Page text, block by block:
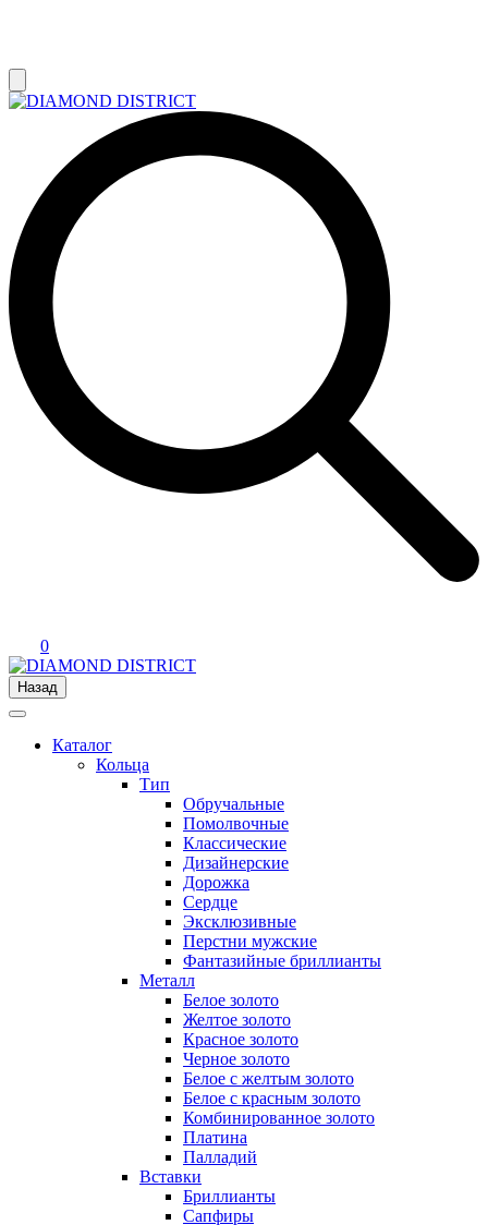
0
Назад
Каталог
Кольца
Тип
Обручальные
Помолвочные
Классические
Дизайнерские
Дорожка
Сердце
Эксклюзивные
Перстни мужские
Фантазийные бриллианты
Металл
Белое золото
Желтое золото
Красное золото
Черное золото
Белое с желтым золото
Белое с красным золото
Комбинированное золото
Платина
Палладий
Вставки
Бриллианты
Сапфиры